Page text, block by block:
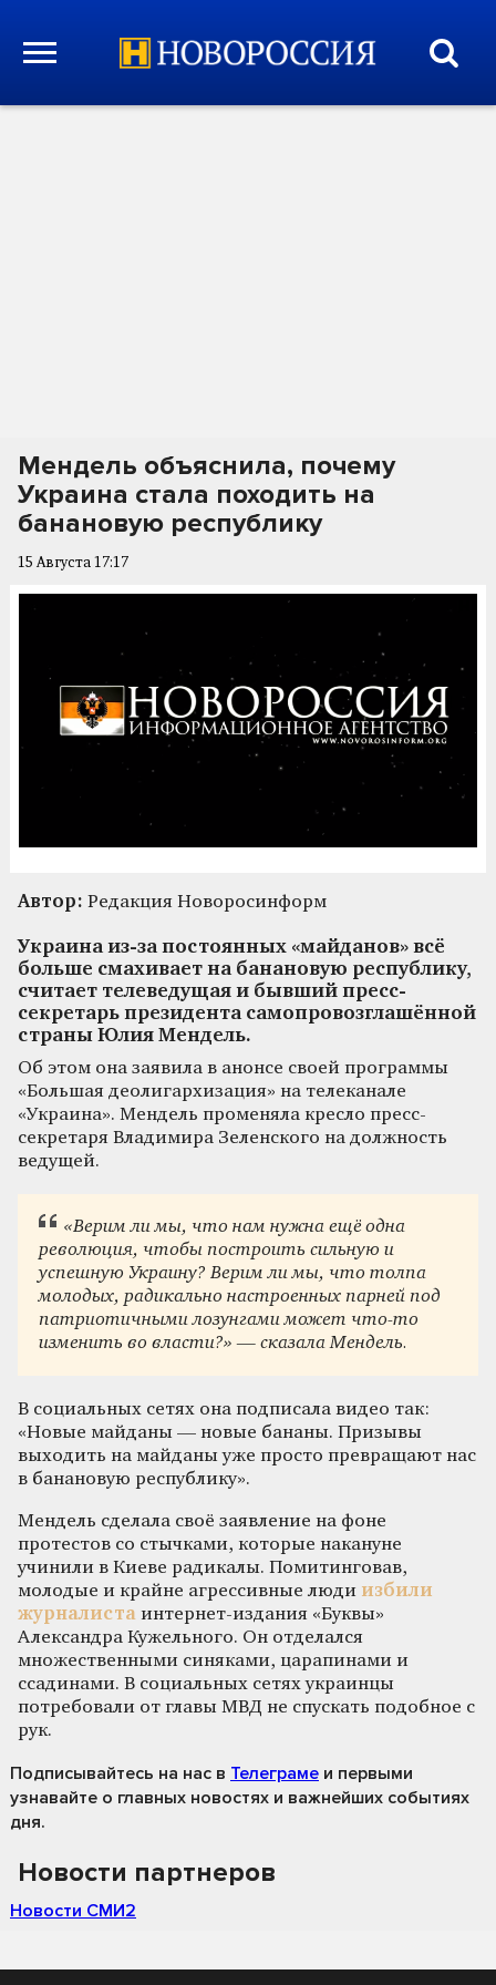
Мендель объяснила, почему
Украина стала походить на
банановую республику
15 Августа 17:17
Автор: Редакция Новоросинформ
Украина из-за постоянных «майданов» всё
больше смахивает на банановую республику,
считает телеведущая и бывший пресс-
секретарь президента самопровозглашённой
страны Юлия Мендель.
Об этом она заявила в анонсе своей программы
«Большая деолигархизация» на телеканале
«Украина». Мендель променяла кресло пресс-
секретаря Владимира Зеленского на должность
ведущей.
«Верим ли мы, что нам нужна ещё одна
революция, чтобы построить сильную и
успешную Украину? Верим ли мы, что толпа
молодых, радикально настроенных парней под
патриотичными лозунгами может что-то
изменить во власти?» — сказала Мендель.
В социальных сетях она подписала видео так:
«Новые майданы — новые бананы. Призывы
выходить на майданы уже просто превращают нас
в банановую республику».
Мендель сделала своё заявление на фоне
протестов со стычками, которые накануне
учинили в Киеве радикалы. Помитинговав,
молодые и крайне агрессивные люди избили
журналиста интернет-издания «Буквы»
Александра Кужельного. Он отделался
множественными синяками, царапинами и
ссадинами. В социальных сетях украинцы
потребовали от главы МВД не спускать подобное с
рук.
Подписывайтесь на нас в Телеграме и первыми
узнавайте о главных новостях и важнейших событиях
дня.
Новости партнеров
Новости СМИ2